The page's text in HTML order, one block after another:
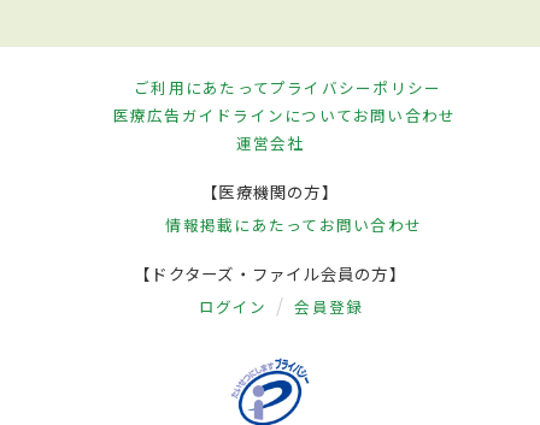
ご利用にあたってプライバシーポリシー
医療広告ガイドラインについてお問い合わせ
運営会社
【医療機関の方】
情報掲載にあたって お問い合わせ
【ドクターズ・ファイル会員の方】
ログイン 会員登録